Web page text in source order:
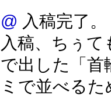
@ 入稿完了。
入稿、ちぅ
で出した「首
ミで並べる